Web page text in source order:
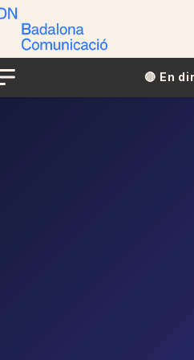
Menu
🔴​​ En